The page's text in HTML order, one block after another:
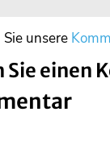
unsere
Sie einen